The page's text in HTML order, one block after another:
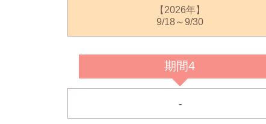
【2026年】
9/18～9/30
期間4
-